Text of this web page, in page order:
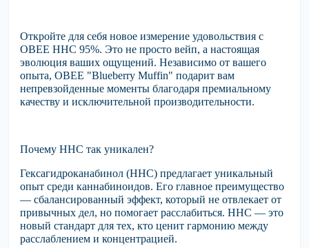
Откройте для себя новое измерение удовольствия с
OBEE HHC 95%. Это не просто вейп, а настоящая
эволюция ваших ощущений. Независимо от вашего
опыта, OBEE "Blueberry Muffin" подарит вам
непревзойденные моменты благодаря премиальному
качеству и исключительной производительности.
Почему HHC так уникален?
Гексагидроканабинол (HHC) предлагает уникальный
опыт среди каннабиноидов. Его главное преимущество
— сбалансированный эффект, который не отвлекает от
привычных дел, но помогает расслабиться. HHC — это
новый стандарт для тех, кто ценит гармонию между
расслаблением и концентрацией.